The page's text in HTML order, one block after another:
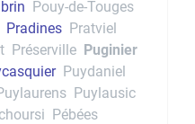
Pouy-de-Touges
Pradines Pratviel
Préserville Puginier
Puydaniel
Puylausic
Pébées